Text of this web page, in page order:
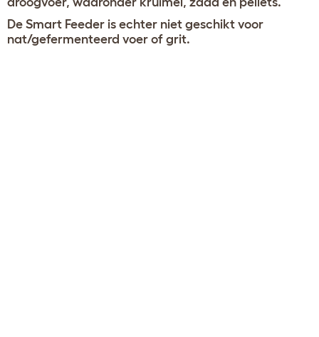
De Smart Feeder is echter niet geschikt voor
nat/gefermenteerd voer of grit.